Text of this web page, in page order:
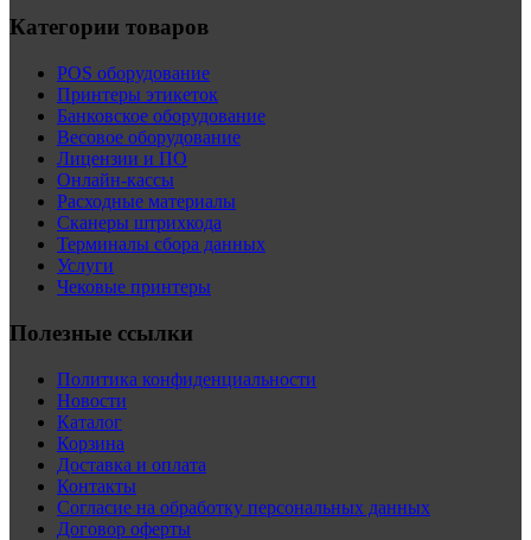
Категории товаров
POS оборудование
Принтеры этикеток
Банковское оборудование
Весовое оборудование
Лицензии и ПО
Онлайн-кассы
Расходные материалы
Сканеры штрихкода
Терминалы сбора данных
Услуги
Чековые принтеры
Полезные ссылки
Политика конфиденциальности
Новости
Каталог
Корзина
Доставка и оплата
Контакты
Согласие на обработку персональных данных
Договор оферты